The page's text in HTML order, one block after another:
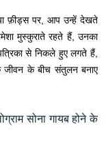
फ़ीड्स पर, आप उन्हें देखते
मुस्कुराते रहते हैं, उनका
से निकले हुए लगते हैं,
जीवन के बीच संतुलन बनाए
सोना गायब होने के